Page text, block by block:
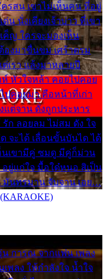
รสน เขาไม่เห็นคน ที่อยู่
น นั่งเคียงเจ้าบ่าว ที่เขา
ค็ญ ใครจะมองเห็น
องมาขื่นขม เศร้าตรม
เรา แล้งมาหลายปี
หัวใจหล้า คอยไปคอย
ปคอยมา คือหน้าที่เก่า
แต่จาน ดั่งถูกประหาร
ก ลอยลม ไม่สม ดัง ใจ
จะได้ เลื่อนขั้นบันได ได้
นเขามีคู่ ซมดู มีคู่ก็ม่วน
ยู่แก่ใจ มื้อใด๋หนอ สิเป็น
มันทรมาน จับจาน เอย…
การุณ จากแฟน เพลง
พลง ให้กำลังใจ น้ำใจ